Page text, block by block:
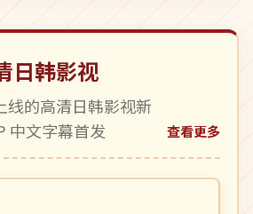
日韩影视
线的高清日韩影视新
中文字幕首发
查看更多